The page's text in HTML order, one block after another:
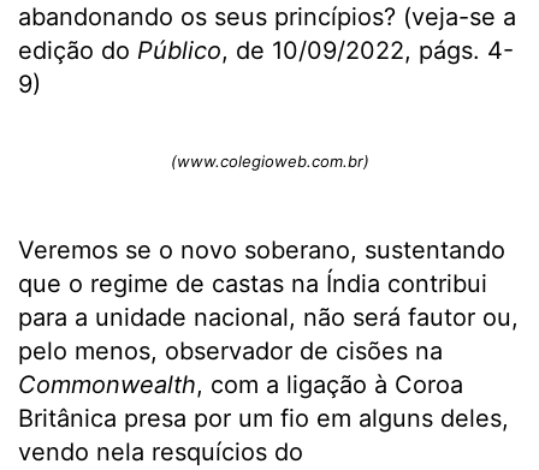
abandonando os seus princípios? (veja-se a
edição do Público, de 10/09/2022, págs. 4-
9)
(www.colegioweb.com.br)
Veremos se o novo soberano, sustentando
que o regime de castas na Índia contribui
para a unidade nacional, não será fautor ou,
pelo menos, observador de cisões na
Commonwealth, com a ligação à Coroa
Britânica presa por um fio em alguns deles,
vendo nela resquícios do